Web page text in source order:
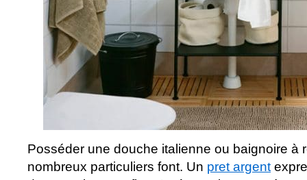
Posséder une douche italienne ou baignoire à
nombreux particuliers font. Un pret argent